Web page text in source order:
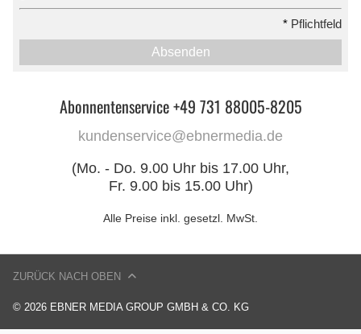
* Pflichtfeld
Absenden
Abonnentenservice +49 731 88005-8205
kundenservice@ebnermedia.de
(Mo. - Do. 9.00 Uhr bis 17.00 Uhr,
Fr. 9.00 bis 15.00 Uhr)
Alle Preise inkl. gesetzl. MwSt.
© 2026 EBNER MEDIA GROUP GMBH & CO. KG
ZURÜCK NACH OBEN